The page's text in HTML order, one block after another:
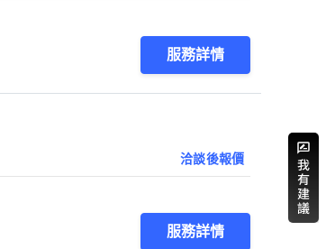
服務詳情
洽談後報價
服務詳情